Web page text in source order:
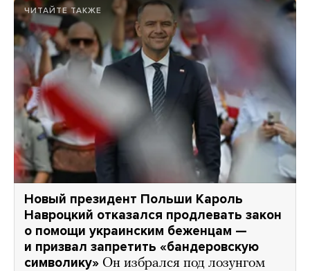
ЧИТАЙТЕ ТАКЖЕ
Новый президент Польши Кароль
Навроцкий отказался продлевать закон
о помощи украинским беженцам —
и призвал запретить «бандеровскую
символику» Он избрался под лозунгом